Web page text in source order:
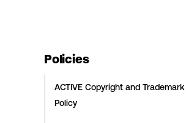
Policies
ACTIVE Copyright and Trademark
Policy